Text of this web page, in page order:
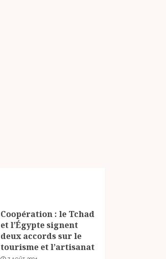
Coopération : le Tchad
et l’Égypte signent
deux accords sur le
tourisme et l’artisanat